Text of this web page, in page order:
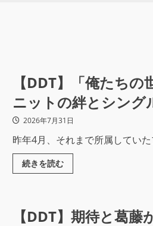
【DDT】「俺たち
ニットの絆とシング
2026年7月31日
昨年4月、それまで所属してい
続きを読む
【DDT】期待と葛